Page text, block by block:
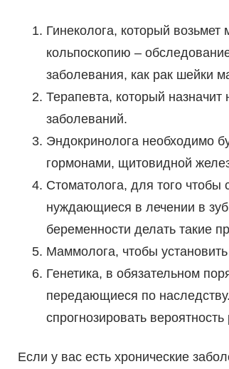
Гинеколога, который
кольпоскопию –
заболевания, как рак шейки
Терапевта, который
заболеваний.
Эндокринолога необходимо
гормонами, щитовидной
Стоматолога, для того чтобы
нуждающиеся в лечении в
беременности делать такие
Маммолога, чтобы
Генетика, в обязательном
передающиеся по
спрогнозировать
Если у вас есть хронические